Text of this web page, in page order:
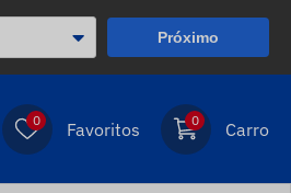
Próximo
0 Favoritos 0 Carro